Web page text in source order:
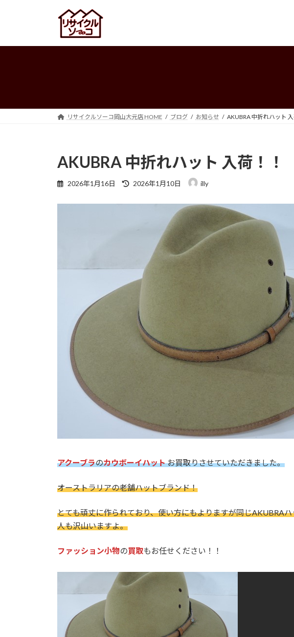
プ
動
リサイクルソーコ岡山大元店 HOME ブログ お知らせ AKUBRA 中折れハット 入
AKUBRA 中折れハット 入荷！！
2026年1月16日
最
2026年1月10日 illy
アクーブラのカウボーイハットお買取りさせていただきました。
オーストラリアの老舗ハットブランド！
とても頑丈に作られており、使い方にもよりますが同じAKUBRA
人も沢山いますよ。
ファッション小物の買取もお任せください！！